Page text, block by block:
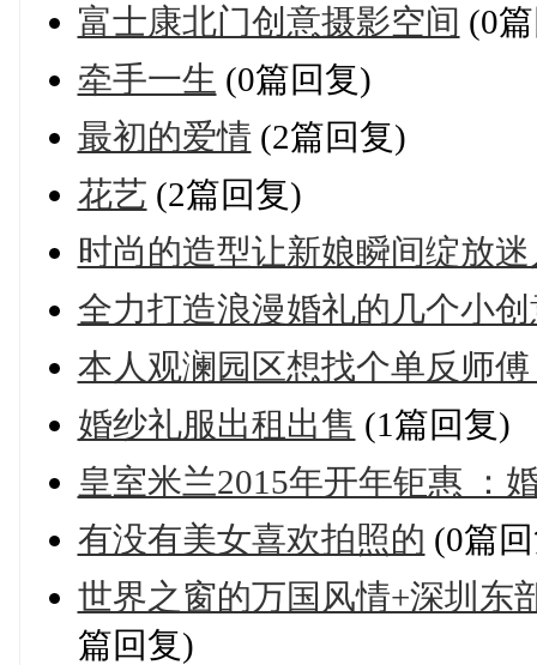
富士康北门创意摄影空间 (0
牵手一生 (0篇回复)
最初的爱情 (2篇回复)
花艺 (2篇回复)
时尚的造型让新娘瞬间绽放
全力打造浪漫婚礼的几个小创
本人观澜园区想找个单反师
婚纱礼服出租出售 (1篇回复)
皇室米兰2015年开年钜惠 ：
有没有美女喜欢拍照的 (0篇
世界之窗的万国风情+深圳东
篇回复)